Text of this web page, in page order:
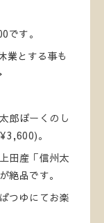
す。
業とする事も
郎ぽーくのし
。
田産「信州太
絶品です。
つゆにてお楽